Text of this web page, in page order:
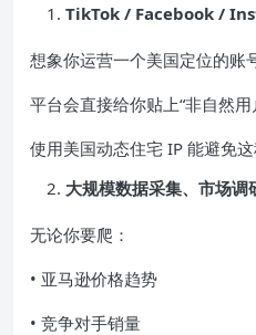
TikTok / Facebook /
想象你运营一个美国定位的账
平台会直接给你贴上“非自然用
使用美国动态住宅 IP 能避免这
大规模数据采集、市场调
无论你要爬：
• 亚马逊价格趋势
• 竞争对手销量